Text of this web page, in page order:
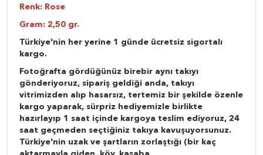
Renk: Rose
Gram: 2,50 gr.
Türkiye'nin her yerine 1 günde ücretsiz sigortalı
kargo.
Fotoğrafta gördüğünüz birebir aynı takıyı
gönderiyoruz, sipariş geldiği anda, takıyı
vitrimizden alıp hasarsız, tertemiz bir şekilde özenle
kargo yaparak, sürpriz hediyemizle birlikte
hazırlayıp 1 saat içinde kargoya teslim ediyoruz, 24
saat geçmeden seçtiğiniz takıya kavuşuyorsunuz.
Türkiye'nin uzak ve şartların zorlaştığı (bir kaç